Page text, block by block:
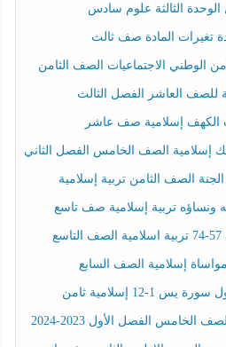
الثالثة علوم سادس
تغيرات المادة صف ثالث
الوطني الاجتماعيات الصف الثامن
للصف العاشر الفصل الثالث
إسلامية صف عاشر
إسلامية الصف الخامس الفصل الثاني
الصف الثامن تربية إسلامية
ونساؤه تربية إسلامية صف تاسع
إسلامية الصف السابع
إسلامية ثامن
الفصل الأول 2023-2024